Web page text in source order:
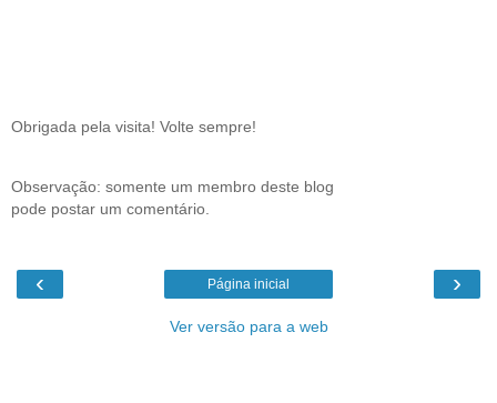
Obrigada pela visita! Volte sempre!
Observação: somente um membro deste blog
pode postar um comentário.
‹ ›
Página inicial
Ver versão para a web